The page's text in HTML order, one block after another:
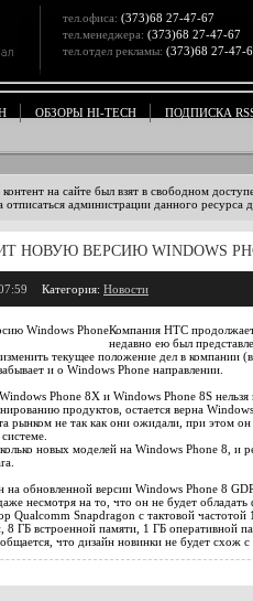
тел.офиса: (373)68 27-47-67
тел.менеджера: (373)68 27-47-67
тел.отдел рекламы: (373)68 27-47-
ОБЗОРЫ HI-TECH ПОДПИСКА
на сайте был взят в свободном
отписаться администрации данного ресурса
НОВУЮ ВЕРСИЮ WINDOWS
Категория: Новости
Компания HTC
недавно ею был
текущее положение дел в компании
и о Windows Phone направлении.
Phone 8X и Windows Phone 8S нельзя
продуктов, остается верна
рынком не так как они ожидали, при этом
новых моделей на Windows Phone 8, и
обновленной версии Windows Phone 8
несмотря на то, что он не будет
Qualcomm Snapdragon с тактовой
8 ГБ встроенной памяти, 1 ГБ оперативной
что дизайн новинки не будет схож с